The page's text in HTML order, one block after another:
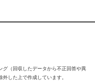
（回収したデータから不正回答や異
した上で作成しています。